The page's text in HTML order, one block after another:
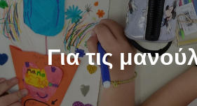
Για τις